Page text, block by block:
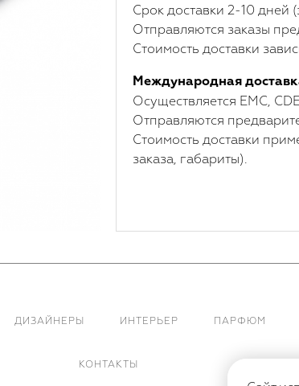
Срок доставки 2-10 дней
Отправляются заказы
Стоимость доставки
Международная
Осуществляется ЕМС,
Отправляются
Стоимость доставки
заказа, габариты).
ДИЗАЙНЕРЫ ИНТЕРЬЕР ПАРФЮМ
КОНТАКТЫ